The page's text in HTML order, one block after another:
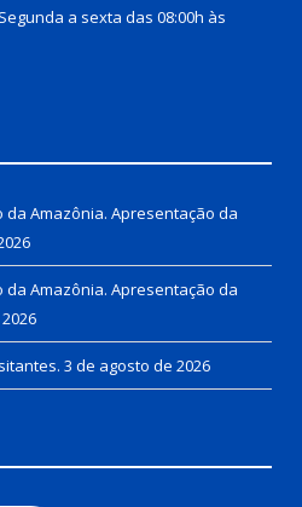
a sexta das 08:00h às
da Amazônia. Apresentação da
da Amazônia. Apresentação da
3 de agosto de 2026